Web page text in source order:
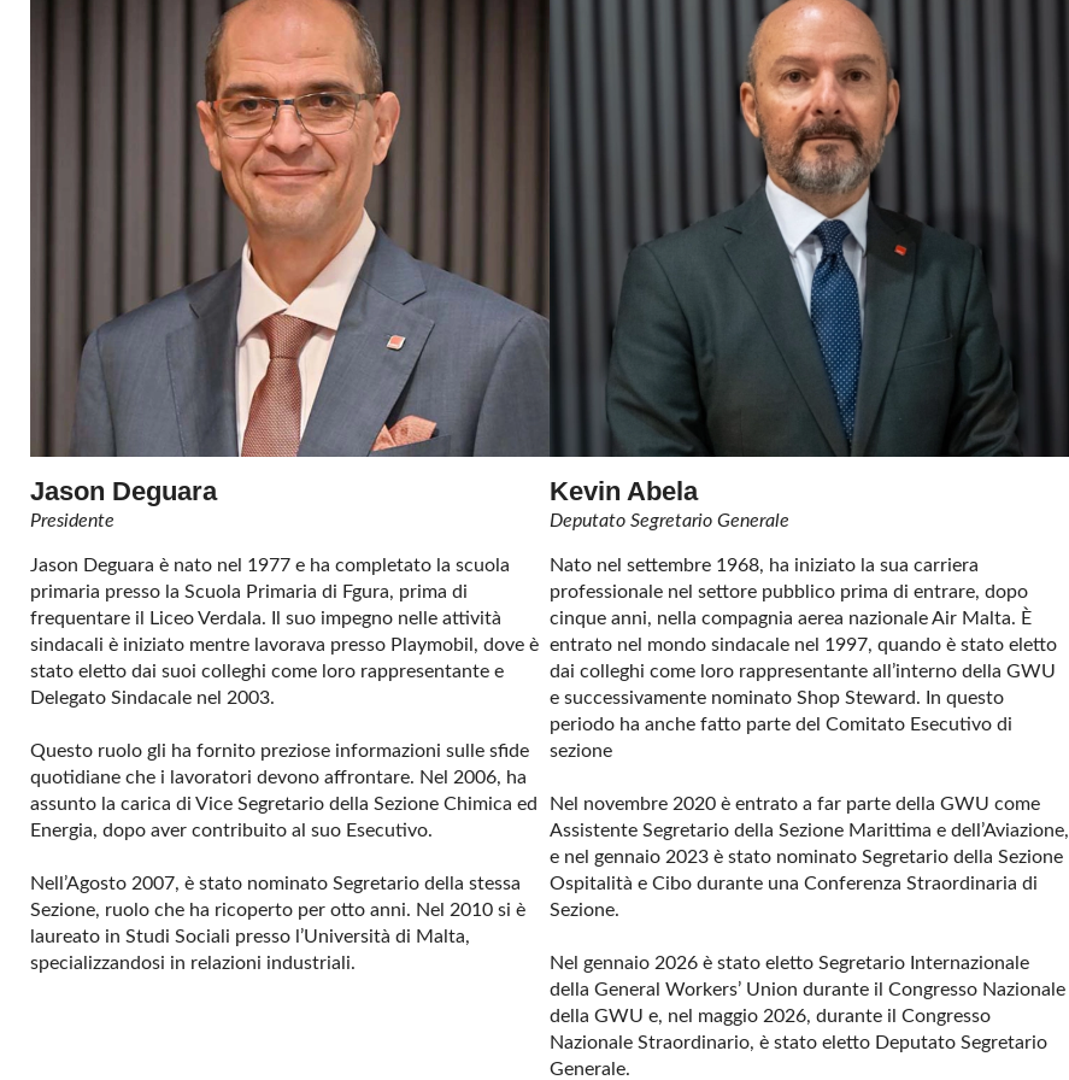
Jason Deguara
Presidente
Jason Deguara è nato nel 1977 e ha completato la scuola
primaria presso la Scuola Primaria di Fgura, prima di
frequentare il Liceo Verdala. Il suo impegno nelle attività
sindacali è iniziato mentre lavorava presso Playmobil, dove è
stato eletto dai suoi colleghi come loro rappresentante e
Delegato Sindacale nel 2003.
Questo ruolo gli ha fornito preziose informazioni sulle sfide
quotidiane che i lavoratori devono affrontare. Nel 2006, ha
assunto la carica di Vice Segretario della Sezione Chimica ed
Energia, dopo aver contribuito al suo Esecutivo.
Nell’Agosto 2007, è stato nominato Segretario della stessa
Sezione, ruolo che ha ricoperto per otto anni. Nel 2010 si è
laureato in Studi Sociali presso l’Università di Malta,
specializzandosi in relazioni industriali.
Kevin Abela
Deputato Segretario Generale
Nato nel settembre 1968, ha iniziato la sua carriera
professionale nel settore pubblico prima di entrare, dopo
cinque anni, nella compagnia aerea nazionale Air Malta. È
entrato nel mondo sindacale nel 1997, quando è stato eletto
dai colleghi come loro rappresentante all’interno della GWU
e successivamente nominato Shop Steward. In questo
periodo ha anche fatto parte del Comitato Esecutivo di
sezione
Nel novembre 2020 è entrato a far parte della GWU come
Assistente Segretario della Sezione Marittima e dell’Aviazione,
e nel gennaio 2023 è stato nominato Segretario della Sezione
Ospitalità e Cibo durante una Conferenza Straordinaria di
Sezione.
Nel gennaio 2026 è stato eletto Segretario Internazionale
della General Workers’ Union durante il Congresso Nazionale
della GWU e, nel maggio 2026, durante il Congresso
Nazionale Straordinario, è stato eletto Deputato Segretario
Generale.